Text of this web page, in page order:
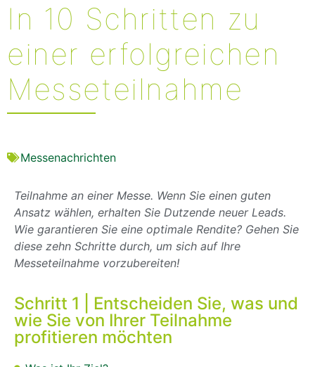
In 10 Schritten zu
einer erfolgreichen
Messeteilnahme
Messenachrichten
Teilnahme an einer Messe. Wenn Sie einen guten
Ansatz wählen, erhalten Sie Dutzende neuer Leads.
Wie garantieren Sie eine optimale Rendite? Gehen Sie
diese zehn Schritte durch, um sich auf Ihre
Messeteilnahme vorzubereiten!
Schritt 1 | Entscheiden Sie, was und
wie Sie von Ihrer Teilnahme
profitieren möchten